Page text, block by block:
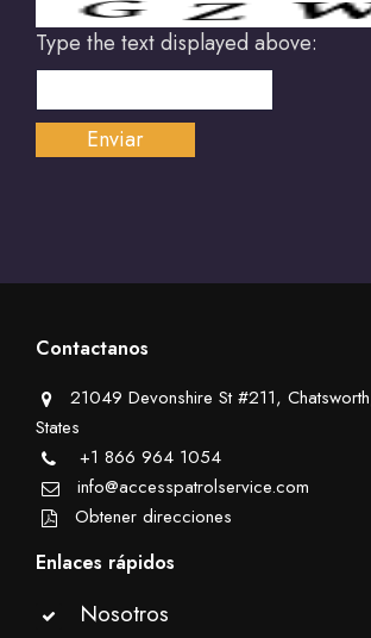
Type the text displayed above:
Contactanos
21049 Devonshire St #211,
States
+1 866 964 1054
info@accesspatrolservice.com
Obtener direcciones
Enlaces rápidos
Nosotros